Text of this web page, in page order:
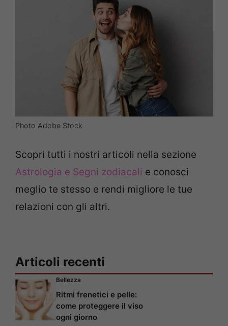
Photo Adobe Stock
Scopri tutti i nostri articoli nella sezione
Astrologia e Segni zodiacali e conosci
meglio te stesso e rendi migliore le tue
relazioni con gli altri.
Articoli recenti
Bellezza
Ritmi frenetici e pelle:
come proteggere il viso
ogni giorno